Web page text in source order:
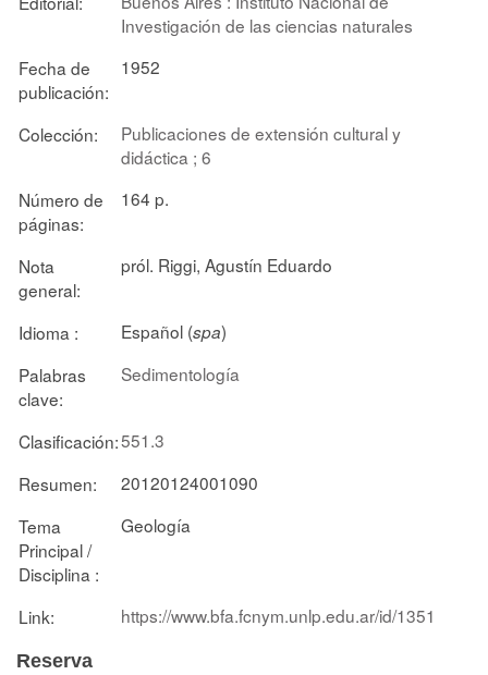
Investigación de las ciencias naturales
Fecha de
publicación:
1952
Colección:
Publicaciones de extensión cultural y
didáctica ; 6
Número de
páginas:
164 p.
Nota
general:
pról. Riggi, Agustín Eduardo
Idioma : Español (spa)
Palabras
clave:
Sedimentología
Clasificación:551.3
Resumen:
20120124001090
Tema
Principal /
Disciplina :
Geología
Link: https://www.bfa.fcnym.unlp.edu.ar/id/1351
Reserva